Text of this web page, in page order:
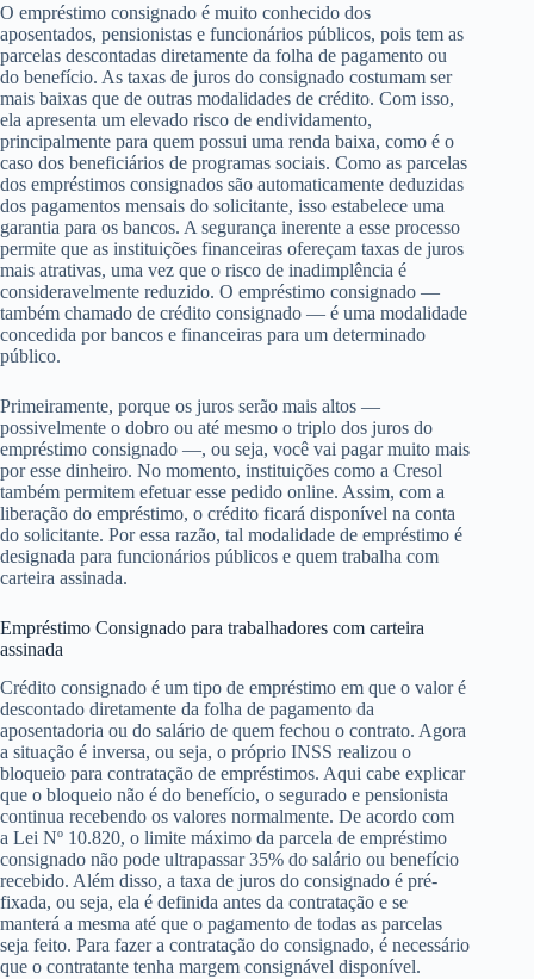
O empréstimo consignado é muito conhecido dos
aposentados, pensionistas e funcionários públicos, pois tem as
parcelas descontadas diretamente da folha de pagamento ou
do benefício. As taxas de juros do consignado costumam ser
mais baixas que de outras modalidades de crédito. Com isso,
ela apresenta um elevado risco de endividamento,
principalmente para quem possui uma renda baixa, como é o
caso dos beneficiários de programas sociais. Como as parcelas
dos empréstimos consignados são automaticamente deduzidas
dos pagamentos mensais do solicitante, isso estabelece uma
garantia para os bancos. A segurança inerente a esse processo
permite que as instituições financeiras ofereçam taxas de juros
mais atrativas, uma vez que o risco de inadimplência é
consideravelmente reduzido. O empréstimo consignado —
também chamado de crédito consignado — é uma modalidade
concedida por bancos e financeiras para um determinado
público.
Primeiramente, porque os juros serão mais altos —
possivelmente o dobro ou até mesmo o triplo dos juros do
empréstimo consignado —, ou seja, você vai pagar muito mais
por esse dinheiro. No momento, instituições como a Cresol
também permitem efetuar esse pedido online. Assim, com a
liberação do empréstimo, o crédito ficará disponível na conta
do solicitante. Por essa razão, tal modalidade de empréstimo é
designada para funcionários públicos e quem trabalha com
carteira assinada.
Empréstimo Consignado para trabalhadores com carteira
assinada
Crédito consignado é um tipo de empréstimo em que o valor é
descontado diretamente da folha de pagamento da
aposentadoria ou do salário de quem fechou o contrato. Agora
a situação é inversa, ou seja, o próprio INSS realizou o
bloqueio para contratação de empréstimos. Aqui cabe explicar
que o bloqueio não é do benefício, o segurado e pensionista
continua recebendo os valores normalmente. De acordo com
a Lei Nº 10.820, o limite máximo da parcela de empréstimo
consignado não pode ultrapassar 35% do salário ou benefício
recebido. Além disso, a taxa de juros do consignado é pré-
fixada, ou seja, ela é definida antes da contratação e se
manterá a mesma até que o pagamento de todas as parcelas
seja feito. Para fazer a contratação do consignado, é necessário
que o contratante tenha margem consignável disponível.